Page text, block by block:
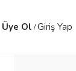
Üye Ol /Giriş Yap